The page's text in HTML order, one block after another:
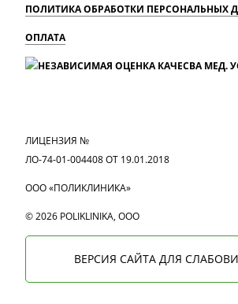
ПОЛИТИКА ОБРАБОТКИ ПЕРСОНАЛЬНЫХ
ОПЛАТА
ЛИЦЕНЗИЯ №
ЛО-74-01-004408 ОТ 19.01.2018
ООО «ПОЛИКЛИНИКА»
© 2026 POLIKLINIKA, OOO
ВЕРСИЯ САЙТА ДЛЯ